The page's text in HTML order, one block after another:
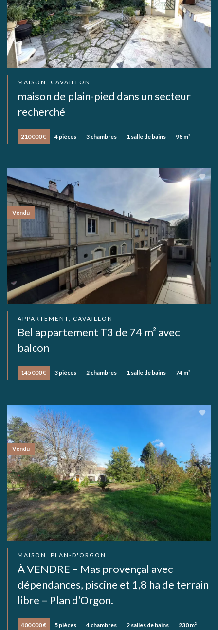
MAISON, CAVAILLON
maison de plain-pied dans un secteur
recherché
210 000 € 4 pièces 3 chambres 1 salle de bains 98 m²
APPARTEMENT, CAVAILLON
Bel appartement T3 de 74 m² avec
balcon
145 000 € 3 pièces 2 chambres 1 salle de bains 74 m²
Vendu
MAISON, PLAN-D'ORGON
À VENDRE – Mas provençal avec
dépendances, piscine et 1,8 ha de terrain
libre – Plan d’Orgon.
400 000 € 5 pièces 4 chambres 2 salles de bains 230 m²
Vendu